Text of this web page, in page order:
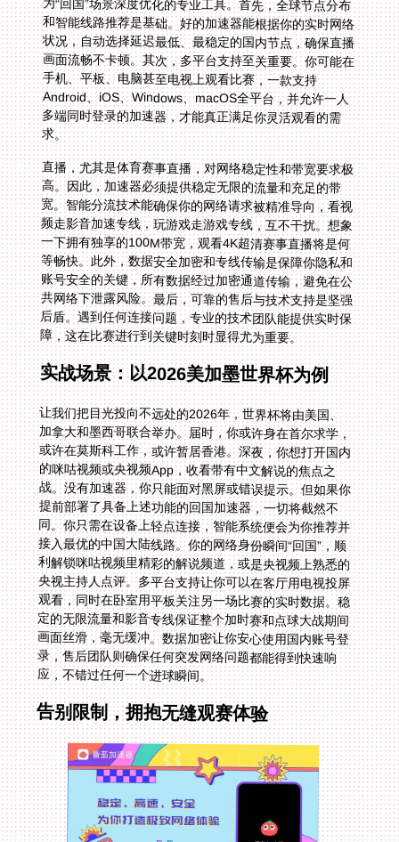
求。
直播，尤其是体育赛事直播，对网络稳定性和带宽要求极
高。因此，加速器必须提供稳定无限的流量和充足的带
宽。智能分流技术能确保你的网络请求被精准导向，看视
频走影音加速专线，玩游戏走游戏专线，互不干扰。想象
一下拥有独享的100M带宽，观看4K超清赛事直播将是何
等畅快。此外，数据安全加密和专线传输是保障你隐私和
账号安全的关键，所有数据经过加密通道传输，避免在公
共网络下泄露风险。最后，可靠的售后与技术支持是坚强
后盾。遇到任何连接问题，专业的技术团队能提供实时保
障，这在比赛进行到关键时刻时显得尤为重要。
实战场景：以2026美加墨世界杯为例
让我们把目光投向不远处的2026年，世界杯将由美国、
加拿大和墨西哥联合举办。届时，你或许身在首尔求学，
或许在莫斯科工作，或许暂居香港。深夜，你想打开国内
的咪咕视频或央视频App，收看带有中文解说的焦点之
战。没有加速器，你只能面对黑屏或错误提示。但如果你
提前部署了具备上述功能的回国加速器，一切将截然不
同。你只需在设备上轻点连接，智能系统便会为你推荐并
接入最优的中国大陆线路。你的网络身份瞬间“回国”，顺
利解锁咪咕视频里精彩的解说频道，或是央视频上熟悉的
央视主持人点评。多平台支持让你可以在客厅用电视投屏
观看，同时在卧室用平板关注另一场比赛的实时数据。稳
定的无限流量和影音专线保证整个加时赛和点球大战期间
画面丝滑，毫无缓冲。数据加密让你安心使用国内账号登
录，售后团队则确保任何突发网络问题都能得到快速响
应，不错过任何一个进球瞬间。
告别限制，拥抱无缝观赛体验